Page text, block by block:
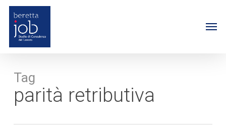
Skip
main
content
Tag
parità retributiva